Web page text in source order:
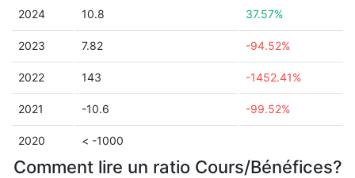
2024 10.8 37.57%
2023 7.82 -94.52%
2022 143 -1452.41%
2021 -10.6 -99.52%
2020 < -1000
Comment lire un ratio Cours/Bénéfices?